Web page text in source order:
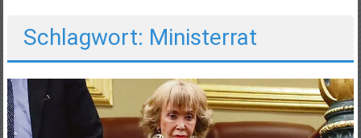
Kanarischen
Inseln
Schlagwort: Ministerrat